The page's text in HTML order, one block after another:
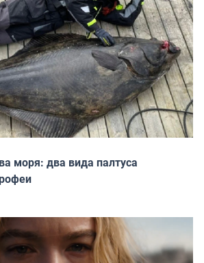
моря: два вида палтуса